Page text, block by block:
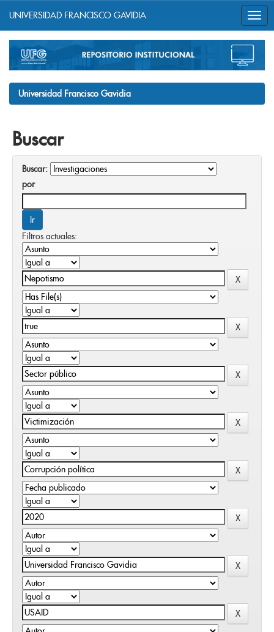
navigation
UNIVERSIDAD FRANCISCO GAVIDIA
Universidad Francisco Gavidia
Buscar
Buscar:
por
Filtros actuales: